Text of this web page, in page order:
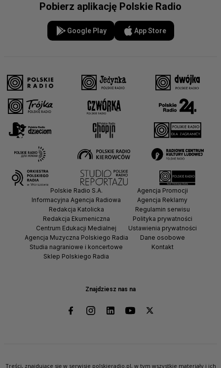
Pobierz aplikację Polskie Radio
Google Play App Store
Znajdziesz nas na
Polskie Radio S.A.
Informacyjna Agencja Radiowa
Redakcja Katolicka
Redakcja Ekumeniczna
Centrum Edukacji Medialnej
Agencja Muzyczna Polskiego Radia
Studia nagraniowe i koncertowe
Sklep Polskiego Radia
Agencja Promocji
Agencja Reklamy
Regulamin serwisu
Polityka prywatności
Ustawienia prywatności
Dane osobowe
Kontakt
Treści, znajdujące się w serwisie polskieradio.pl, w tym wszystkie materiały i ich